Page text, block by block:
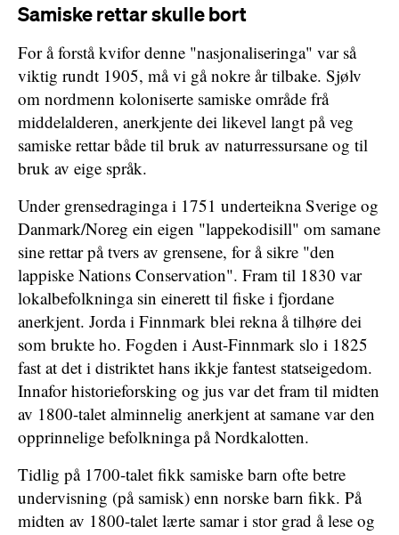
Samiske rettar skulle bort
For å forstå kvifor denne "nasjonaliseringa" var så
viktig rundt 1905, må vi gå nokre år tilbake. Sjølv
om nordmenn koloniserte samiske område frå
middelalderen, anerkjente dei likevel langt på veg
samiske rettar både til bruk av naturressursane og til
bruk av eige språk.
Under grensedraginga i 1751 underteikna Sverige og
Danmark/Noreg ein eigen "lappekodisill" om samane
sine rettar på tvers av grensene, for å sikre "den
lappiske Nations Conservation". Fram til 1830 var
lokalbefolkninga sin einerett til fiske i fjordane
anerkjent. Jorda i Finnmark blei rekna å tilhøre dei
som brukte ho. Fogden i Aust-Finnmark slo i 1825
fast at det i distriktet hans ikkje fantest statseigedom.
Innafor historieforsking og jus var det fram til midten
av 1800-talet alminnelig anerkjent at samane var den
opprinnelige befolkninga på Nordkalotten.
Tidlig på 1700-talet fikk samiske barn ofte betre
undervisning (på samisk) enn norske barn fikk. På
midten av 1800-talet lærte samar i stor grad å lese og